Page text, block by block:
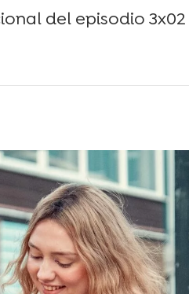
del episodio